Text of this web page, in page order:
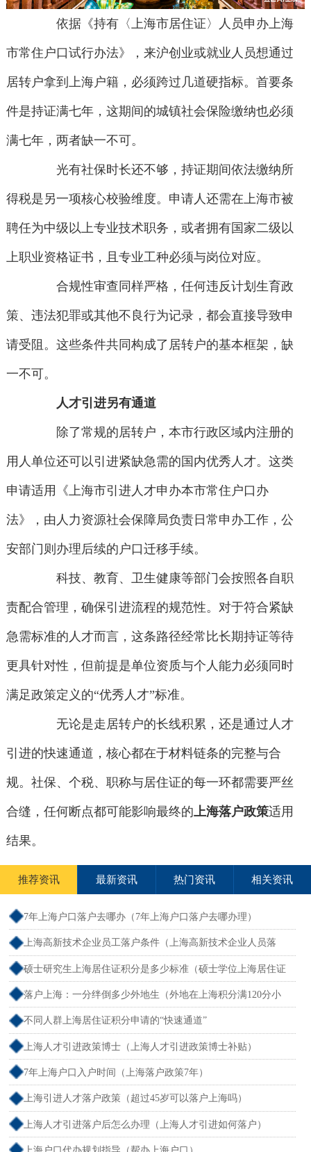
依据《持有〈上海市居住证〉人员申办上海
市常住户口试行办法》，来沪创业或就业人员想通过
居转户拿到上海户籍，必须跨过几道硬指标。首要条
件是持证满七年，这期间的城镇社会保险缴纳也必须
满七年，两者缺一不可。
光有社保时长还不够，持证期间依法缴纳所
得税是另一项核心校验维度。申请人还需在上海市被
聘任为中级以上专业技术职务，或者拥有国家二级以
上职业资格证书，且专业工种必须与岗位对应。
合规性审查同样严格，任何违反计划生育政
策、违法犯罪或其他不良行为记录，都会直接导致申
请受阻。这些条件共同构成了居转户的基本框架，缺
一不可。
人才引进另有通道
除了常规的居转户，本市行政区域内注册的
用人单位还可以引进紧缺急需的国内优秀人才。这类
申请适用《上海市引进人才申办本市常住户口办
法》，由人力资源社会保障局负责日常申办工作，公
安部门则办理后续的户口迁移手续。
科技、教育、卫生健康等部门会按照各自职
责配合管理，确保引进流程的规范性。对于符合紧缺
急需标准的人才而言，这条路径经常比长期持证等待
更具针对性，但前提是单位资质与个人能力必须同时
满足政策定义的“优秀人才”标准。
无论是走居转户的长线积累，还是通过人才
引进的快速通道，核心都在于材料链条的完整与合
规。社保、个税、职称与居住证的每一环都需要严丝
合缝，任何断点都可能影响最终的上海落户政策适用
结果。
推荐资讯 最新资讯 热门资讯 相关资讯
7年上海户口落户去哪办（7年上海户口落户去哪办理）
上海高新技术企业员工落户条件（上海高新技术企业人员落
户）
硕士研究生上海居住证积分是多少标准（硕士学位上海居住证
积分）
落户上海：一分绊倒多少外地生（外地在上海积分满120分小
孩可以考上海大学吗）
不同人群上海居住证积分申请的“快速通道”
上海人才引进政策博士（上海人才引进政策博士补贴）
7年上海户口入户时间（上海落户政策7年）
上海引进人才落户政策（超过45岁可以落户上海吗）
上海人才引进落户后怎么办理（上海人才引进如何落户）